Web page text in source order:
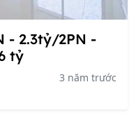
- 2.3tỷ/2PN -
tỷ
3 năm trước